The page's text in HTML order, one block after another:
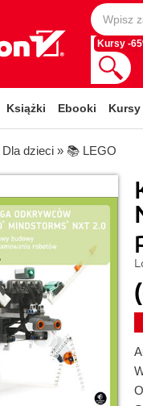
Kursy -
Książki Ebooki
Dla dzieci » 📚 LEGO